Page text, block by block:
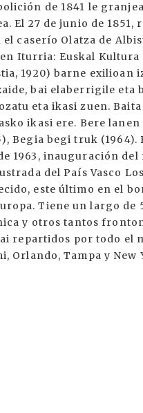
de 1841 le
El 27 de junio de 1851,
caserío Olatza de
Iturria: Euskal
1920) barne exilioan
bai elaberrigile eta
eta ikasi zuen.
ikasi ere. Bere
Begia begi truk
1963, inauguración
del País Vasco
este último en el
Tiene un largo de
y otros tantos
repartidos por todo el
Orlando, Tampa y New